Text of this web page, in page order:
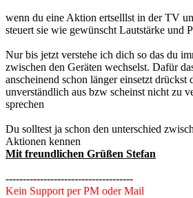
wenn du eine Aktion ertselllst in der TV
steuert sie wie gewünscht Lautstärke und
Nur bis jetzt verstehe ich dich so das du
zwischen den Geräten wechselst. Dafür
anscheinend schon länger einsetzt drückst
unverständlich aus bzw scheinst nicht zu
sprechen
Du solltest ja schon den unterschied
Aktionen kennen
Mit freundlichen Grüßen Stefan
-------------------------------------
Kein Support per PM oder Mail